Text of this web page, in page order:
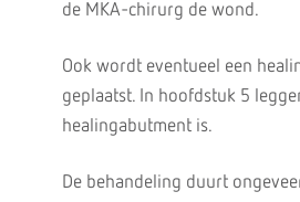
de MKA-chirurg de wond.
Ook wordt eventueel een
geplaatst. In hoofdstuk 5
healingabutment is.
De behandeling duurt